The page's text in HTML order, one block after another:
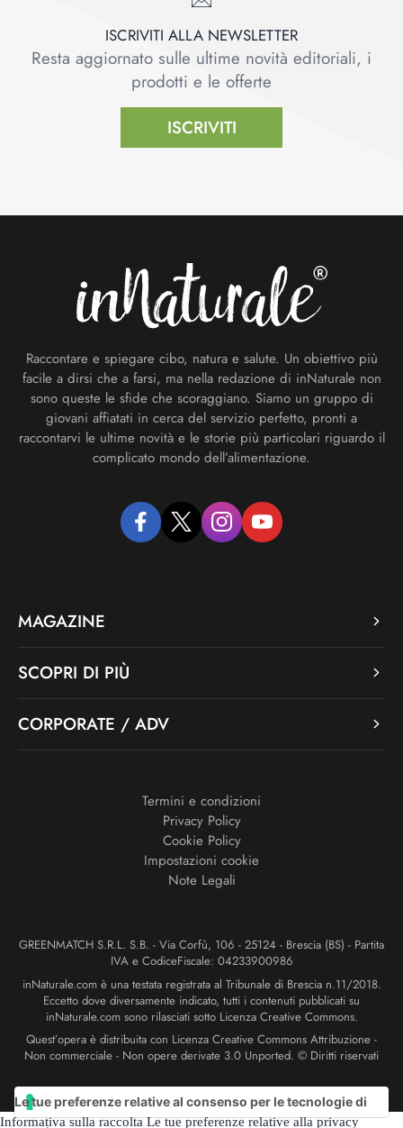
ISCRIVITI ALLA NEWSLETTER
Resta aggiornato sulle ultime novità editoriali, i
prodotti e le offerte
ISCRIVITI
Raccontare e spiegare cibo, natura e salute. Un obiettivo più
facile a dirsi che a farsi, ma nella redazione di inNaturale non
sono queste le sfide che scoraggiano. Siamo un gruppo di
giovani affiatati in cerca del servizio perfetto, pronti a
raccontarvi le ultime novità e le storie più particolari riguardo il
complicato mondo dell’alimentazione.
facebooktwitter instagramyoutube
MAGAZINE
SCOPRI DI PIÙ
CORPORATE / ADV
Termini e condizioni
Privacy Policy
Cookie Policy
Impostazioni cookie
Note Legali
GREENMATCH S.R.L. S.B. - Via Corfù, 106 - 25124 - Brescia (BS) - Partita
IVA e CodiceFiscale: 04233900986
inNaturale.com è una testata registrata al Tribunale di Brescia n.11/2018.
Eccetto dove diversamente indicato, tutti i contenuti pubblicati su
inNaturale.com sono rilasciati sotto Licenza Creative Commons.
Quest’opera è distribuita con Licenza Creative Commons Attribuzione -
Non commerciale - Non opere derivate 3.0 Unported. © Diritti riservati
Informativa sulla raccolta Le tue preferenze relative alla privacy
Le tue preferenze relative al consenso per le tecnologie di